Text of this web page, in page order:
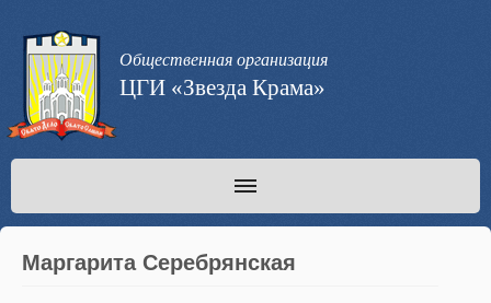
Общественная организация
ЦГИ «Звезда Крама»
Маргарита Серебрянская